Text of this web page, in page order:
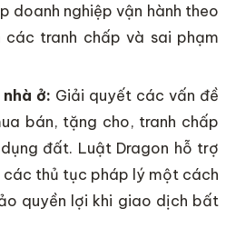
doanh nghiệp vận hành theo
các tranh chấp và sai phạm
ở: Giải quyết các vấn đề
bán, tặng cho, tranh chấp
đất. Luật Dragon hỗ trợ
các thủ tục pháp lý một cách
quyền lợi khi giao dịch bất